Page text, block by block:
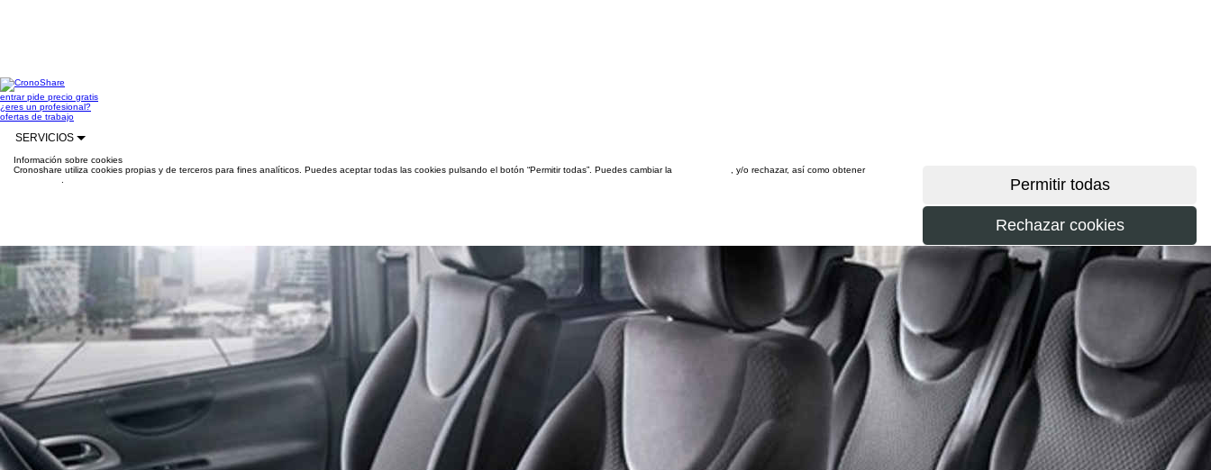
entrarpide precio gratis
¿eres un profesional?
ofertas de trabajo
SERVICIOS
Información sobre cookies
Cronoshare utiliza cookies propias y de terceros para fines analíticos. Puedes aceptar todas las cookies pulsando el botón “Permitir todas”. Puedes cambiar la
, y/o rechazar, así como obtener